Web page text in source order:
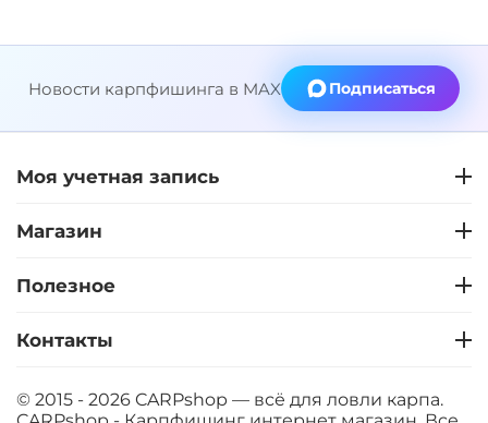
Новости карпфишинга в MAX Подписаться
Моя учетная запись
Магазин
Полезное
Контакты
© 2015 - 2026 CARPshop — всё для ловли карпа.